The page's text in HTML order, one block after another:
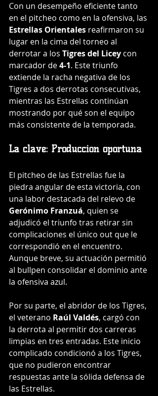
Con un desempeño eficiente tanto
en el pitcheo como en la ofensiva, las
Estrellas Orientales reafirmaron su
lugar en la cima del torneo al
derrotar a los Tigres del Licey con
marcador de 4-1. Este triunfo
extiende la racha negativa de los
Tigres a dos derrotas consecutivas,
mientras las Estrellas continúan
mostrando por qué son el equipo
más consistente de la temporada.
La clave: Producción oportuna
El pitcheo de las Estrellas fue la
piedra angular de esta victoria, con
una labor destacada del relevo de
Gerónimo Franzuá, quien se
adjudicó el triunfo tras retirar sin
complicaciones el único out que le
correspondió en el encuentro.
Aunque breve, su actuación permitió
al bullpen consolidar el dominio ante
la ofensiva azul.
Por su parte, el abridor de los Tigres,
el veterano Raúl Valdés, cargó con
la derrota al permitir dos carreras
limpias en tres entradas. Este inicio
complicado condicionó a los Tigres,
que no pudieron encontrar
respuestas ante la sólida defensa de
las Estrellas.